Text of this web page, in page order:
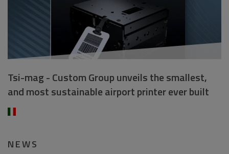
Tsi-mag - Custom Group unveils the smallest,
and most sustainable airport printer ever built
NEWS